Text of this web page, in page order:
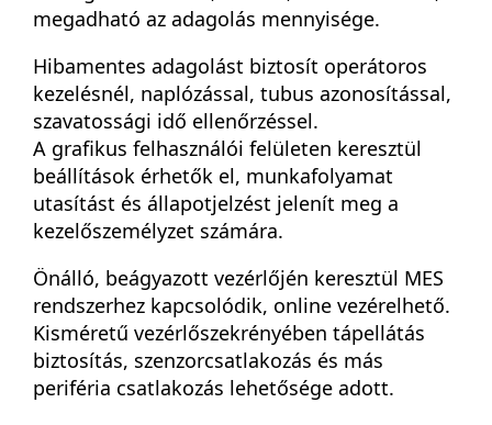
megadható az adagolás mennyisége.
Hibamentes adagolást biztosít operátoros
kezelésnél, naplózással, tubus azonosítással,
szavatossági idő ellenőrzéssel.
A grafikus felhasználói felületen keresztül
beállítások érhetők el, munkafolyamat
utasítást és állapotjelzést jelenít meg a
kezelőszemélyzet számára.
Önálló, beágyazott vezérlőjén keresztül MES
rendszerhez kapcsolódik, online vezérelhető.
Kisméretű vezérlőszekrényében tápellátás
biztosítás, szenzorcsatlakozás és más
periféria csatlakozás lehetősége adott.